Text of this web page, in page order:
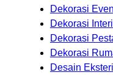
Dekorasi
Dekorasi
Dekorasi
Dekorasi
Desain